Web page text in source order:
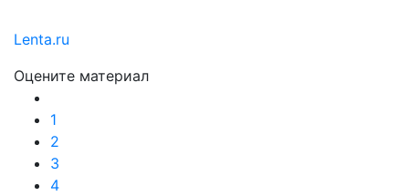
Lenta.ru
Оцените материал
1
2
3
4